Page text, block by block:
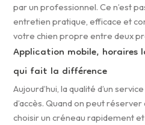
par un professionnel. Ce n’est
entretien pratique, efficace et
votre chien propre entre deux
Application mobile, horaires
qui fait la différence
Aujourd’hui, la qualité d’un
d’accès. Quand on peut
choisir un créneau rapidement